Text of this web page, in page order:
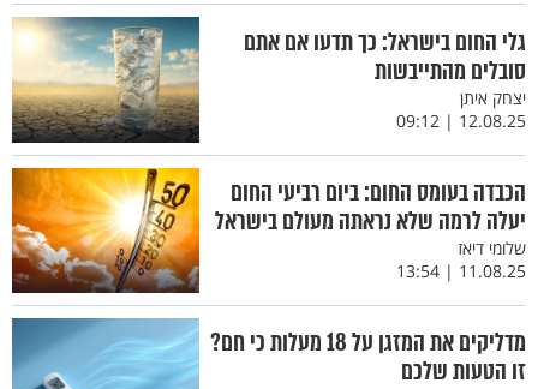
גלי החום בישראל: כך תדעו אם אתם
סובלים מהתייבשות
יצחק איתן
12.08.25 | 09:12
הכבדה בעומס החום: ביום רביעי החום
יעלה לרמה שלא נראתה מעולם בישראל
שלומי דיאז
11.08.25 | 13:54
מדליקים את המזגן על 18 מעלות כי חם?
זו הטעות שלכם